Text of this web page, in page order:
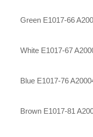
Green E1017-66
White E1017-67
Blue E1017-76
Brown E1017-81